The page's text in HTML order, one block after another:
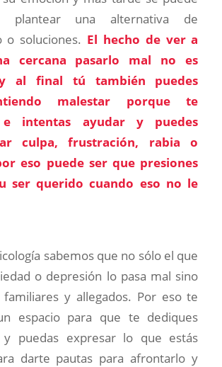
plantear una alternativa de
o soluciones. El hecho de ver a
cercana pasarlo mal no es
al final tú también puedes
malestar porque te
e intentas ayudar y puedes
culpa, frustración, rabia o
eso puede ser que presiones
ser querido cuando eso no le
sabemos que no sólo el que
o depresión lo pasa mal sino
y allegados. Por eso te
espacio para que te dediques
puedas expresar lo que estás
darte pautas para afrontarlo y